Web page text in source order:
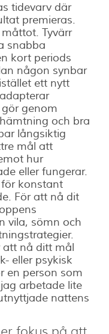
tidevarv där
premieras.
Tyvärr
snabba
kort periods
någon synbar
ett nytt
genom
och bra
långsiktig
mål att
hur
eller fungerar.
konstant
För att nå dit
vila, sömn och
att nå ditt mål
eller psykisk
en person som
arbetade lite
nattens